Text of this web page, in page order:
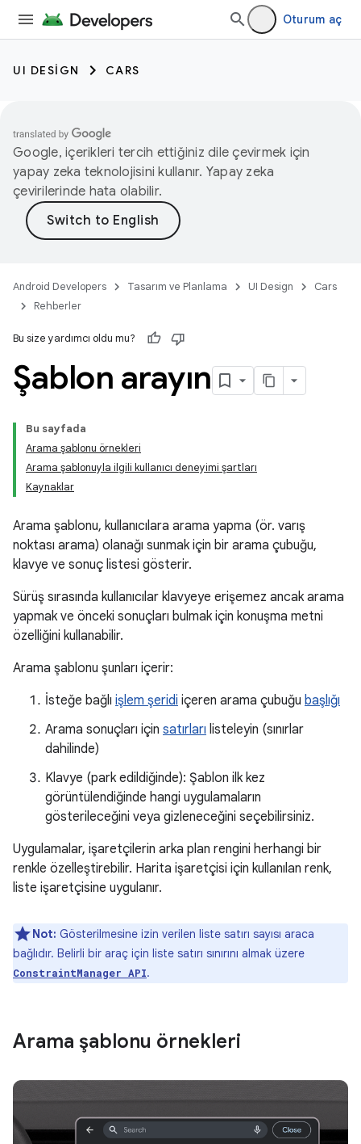
Oturum aç
UI DESIGN CARS
Google, içerikleri tercih ettiğiniz dile çevirmek için
yapay zeka teknolojisini kullanır. Yapay zeka
çevirilerinde hata olabilir.
Android Developers Tasarım ve Planlama UI Design
Cars
Rehberler
Bu size yardımcı oldu mu?
Şablon arayın
Bu sayfada
Arama şablonu örnekleri
Arama şablonuyla ilgili kullanıcı deneyimi şartları
Kaynaklar
Arama şablonu, kullanıcılara arama yapma (ör. varış
noktası arama) olanağı sunmak için bir arama çubuğu,
klavye ve sonuç listesi gösterir.
Sürüş sırasında kullanıcılar klavyeye erişemez ancak arama
yapmak ve önceki sonuçları bulmak için konuşma metni
özelliğini kullanabilir.
Arama şablonu şunları içerir:
İsteğe bağlı işlem şeridi içeren arama çubuğu başlığı
Arama sonuçları için satırları listeleyin (sınırlar
dahilinde)
Klavye (park edildiğinde): Şablon ilk kez
görüntülendiğinde hangi uygulamaların
gösterileceğini veya gizleneceğini seçebilirsiniz.
Uygulamalar, işaretçilerin arka plan rengini herhangi bir
renkle özelleştirebilir. Harita işaretçisi için kullanılan renk,
liste işaretçisine uygulanır.
Not: Gösterilmesine izin verilen liste satırı sayısı araca
bağlıdır. Belirli bir araç için liste satırı sınırını almak üzere
ConstraintManager API.
Arama şablonu örnekleri